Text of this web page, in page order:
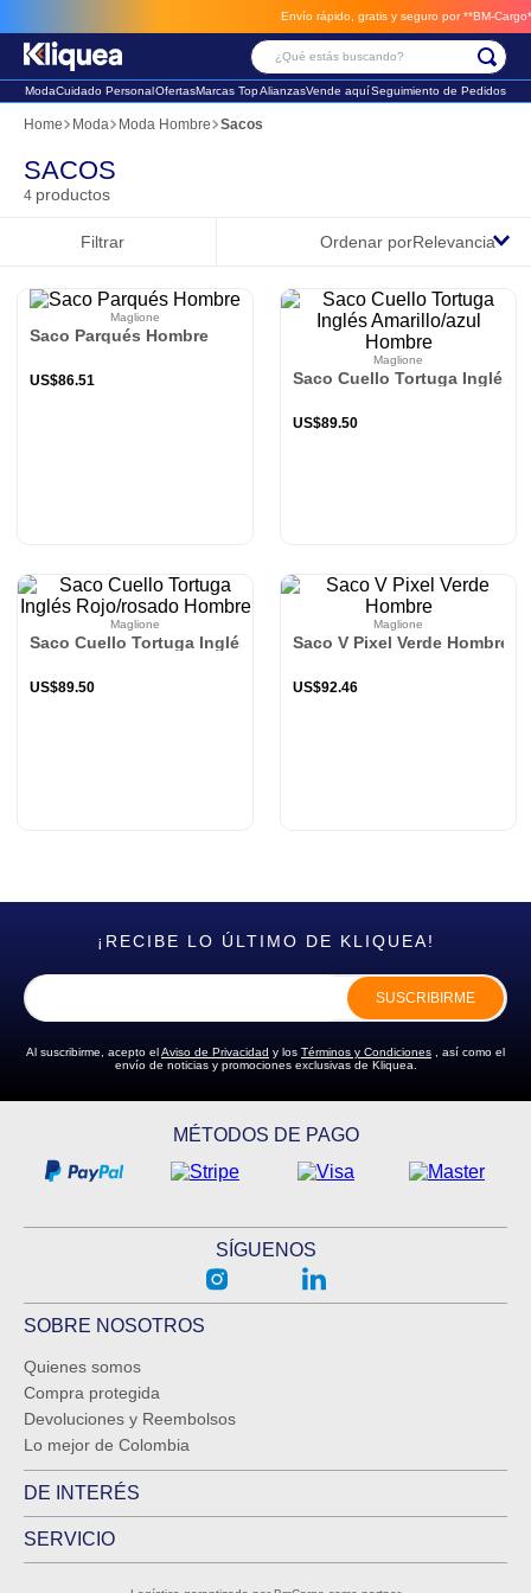
Envío rápido, gratis y seguro por **BM-Cargo**
¿Qué estás buscando?
ModaCuidado PersonalOfertasMarcas TopAlianzasVende aquíSeguimiento de Pedidos
Moda Moda Hombre Sacos
SACOS
4 productos
Filtrar Ordenar porRelevancia
Maglione
Saco Parqués Hombre
US$86.51
Maglione
Saco Cuello Tortuga Inglés
US$89.50
Maglione
Saco Cuello Tortuga Inglés Rojo/rosado Hombre
US$89.50
Maglione
Saco V Pixel Verde Hombre
US$92.46
¡RECIBE LO ÚLTIMO DE KLIQUEA!
SUSCRIBIRME
Al suscribirme, acepto elAviso de Privacidad y los Términos y Condiciones , así como el
envío de noticias y promociones exclusivas de Kliquea.
MÉTODOS DE PAGO
SÍGUENOS
SOBRE NOSOTROS
Quienes somos
Compra protegida
Devoluciones y Reembolsos
Lo mejor de Colombia
DE INTERÉS
SERVICIO
Términos Más Buscados
1. chaleco
2 sandalia
futbol